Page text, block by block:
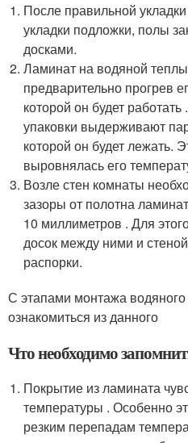
После правильной
укладки подложки, полы
досками.
Ламинат на водяной
предварительно прогрев
которой он будет
упаковки выдерживают
которой он будет лежать.
выровнялась его
Возле стен комнаты
зазоры от полотна
10 миллиметров . Для
досок между ними и
распорки.
С этапами монтажа
ознакомиться из данного
Что необходимо
Покрытие из ламината
температуры . Особенно
резким перепадам